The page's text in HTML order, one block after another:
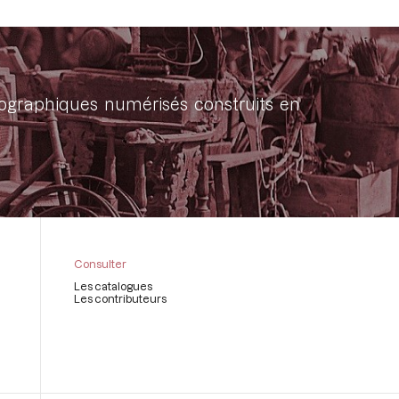
numérisés construits en
Consulter
Les catalogues
Les contributeurs